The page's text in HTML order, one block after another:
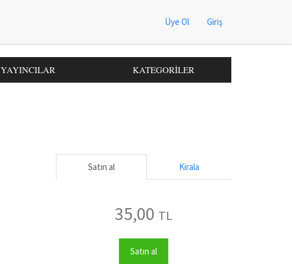
Üye Ol Giriş
YAYINCILAR KATEGORİLER
Satın al Kirala
35,00 TL
Satın al